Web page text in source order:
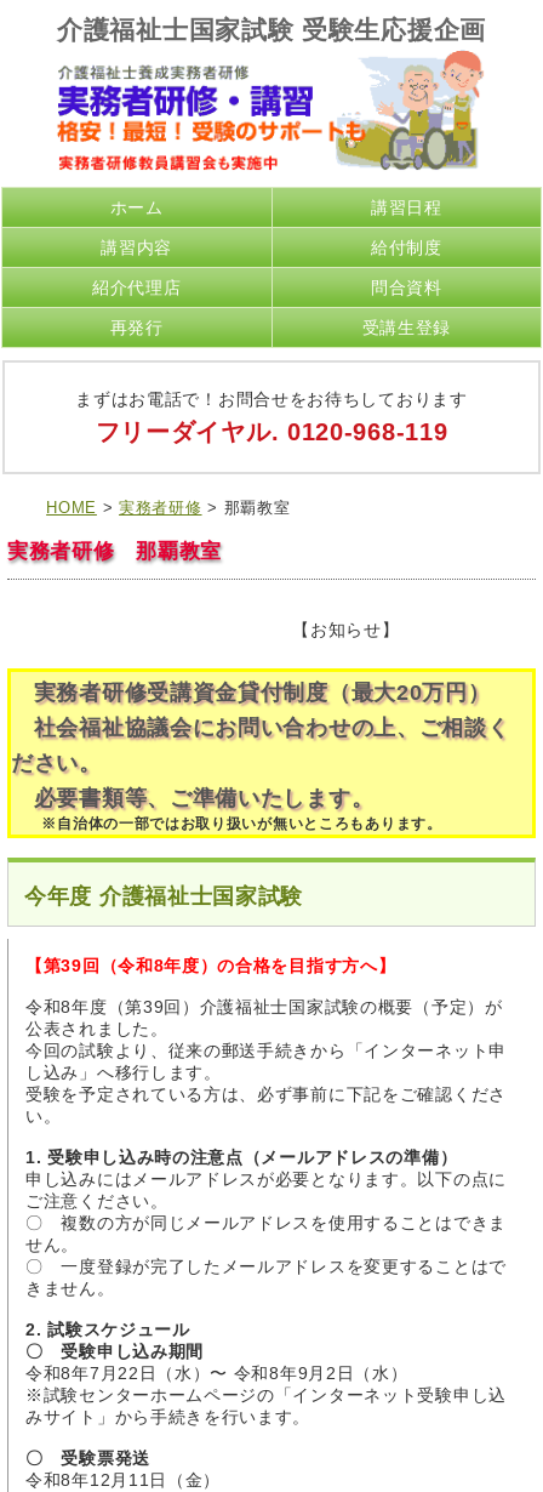
介護福祉士国家試験 受験生応援企画
ホーム 講習日程
講習内容 給付制度
紹介代理店 問合資料
再発行 受講生登録
まずはお電話で！お問合せをお待ちしております
フリーダイヤル. 0120-968-119
HOME >実務者研修 > 那覇教室
実務者研修 那覇教室
【お知らせ】
実務者研修受講資金貸付制度（最大20万円）
社会福祉協議会にお問い合わせの上、ご相談く
ださい。
必要書類等、ご準備いたします。
※自治体の一部ではお取り扱いが無いところもあります。
今年度 介護福祉士国家試験
【第39回（令和8年度）の合格を目指す方へ】
令和8年度（第39回）介護福祉士国家試験の概要（予定）が
公表されました。
今回の試験より、従来の郵送手続きから「インターネット申
し込み」へ移行します。
受験を予定されている方は、必ず事前に下記をご確認くださ
い。
1. 受験申し込み時の注意点（メールアドレスの準備）
申し込みにはメールアドレスが必要となります。以下の点に
ご注意ください。
〇 複数の方が同じメールアドレスを使用することはできま
せん。
〇 一度登録が完了したメールアドレスを変更することはで
きません。
2. 試験スケジュール
〇 受験申し込み期間
令和8年7月22日（水）〜 令和8年9月2日（水）
※試験センターホームページの「インターネット受験申し込
みサイト」から手続きを行います。
〇 受験票発送
令和8年12月11日（金）